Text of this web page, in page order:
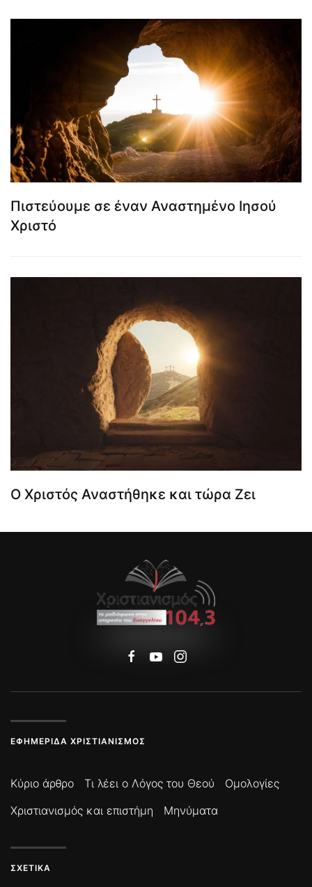
Πιστεύουμε σε έναν Αναστημένο Ιησού
Χριστό
Ο Χριστός Αναστήθηκε και τώρα Ζει
ΕΦΗΜΕΡΊΔΑ ΧΡΙΣΤΙΑΝΙΣΜΌΣ
Κύριο άρθρο Τι λέει ο Λόγος του Θεού
Ομολογίες
Χριστιανισμός και επιστήμη
Μηνύματα
ΣΧΕΤΙΚΆ